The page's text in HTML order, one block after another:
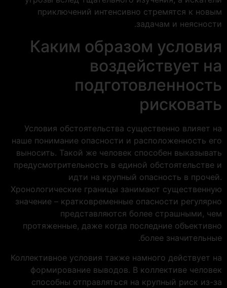
приключений интенсивно стремятся к новым
задачам и неясности.
Каким образом условия
воздействует на
подготовленность
рисковать
Условия обстоятельства существенно влияет на
наше понимание опасности и расположенность его
выносить. Такой же человек способен выказывать
предусмотрительность в единой обстоятельстве и
идти на крупный опасность в прочей.
Хронологические границы занимают существенную
значение – кратковременные опасности регулярно
представляются более страшными, чем
протяженные, даже когда последние объективно
более значительные.
Коллективное условия также намного действует на
формирование выводов. В коллективе человек
способны отправляться на крупный риск из-за